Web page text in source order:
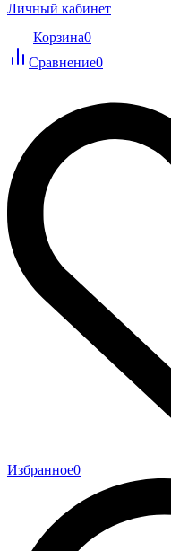
Личный кабинет
Корзина0
Сравнение0
Избранное0